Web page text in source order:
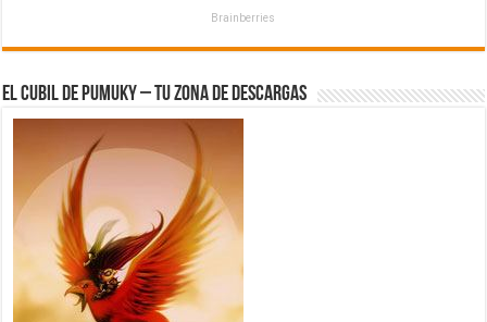
Brainberries
El Cubil de Pumuky – Tu zona de Descargas